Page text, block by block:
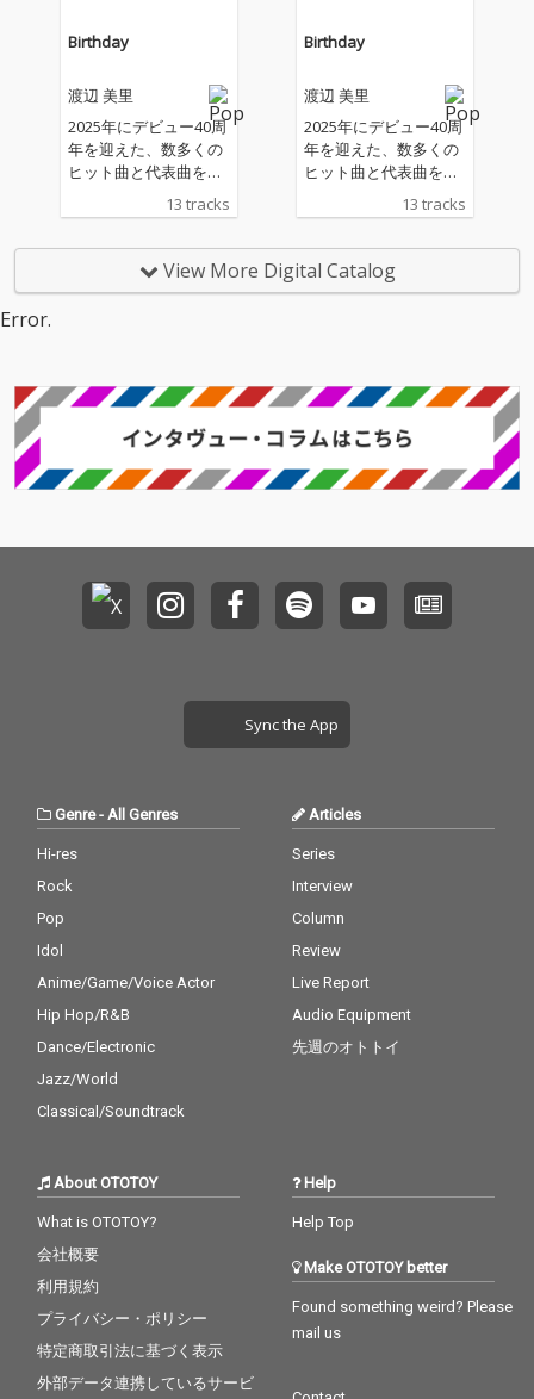
ラブ・シーンに関わ
り、レゲエDeejayやト
て自身のアーティスト
活動はもちろんのこ
と、レゲエ・コンピレ
ーションシリーズの監
外のアーティストへの
SE-T。2022年にリリー
USHIMのスマッシュ・
その HASE-Tの、プロ
を記念したアニバーサ
ス！ これまでのキャリ
ではのダンスホールレ
ゲエのサウンドと親交
年に相応しいアルバム
KAJA、津川ゆりあら多
数のゲストが参加！ 先
ィーポップ×ラバーズ
ナツ・サマーをゲスト
に迎えて世界中で愛さ
れている竹内まりやの
名曲”プラスティック・
ラブ”をラテン＝レゲト
ー！また、先述"夕暮れ
たにARAREが参加した
ジョンも収録！
ラブ・シーンに関わ
り、レゲエDeejayやト
て自身のアーティスト
活動はもちろんのこ
と、レゲエ・コンピレ
ーションシリーズの監
外のアーティストへの
SE-T。2022年にリリー
USHIMのスマッシュ・
その HASE-Tの、プロ
を記念したアニバーサ
ス！ これまでのキャリ
ではのダンスホールレ
ゲエのサウンドと親交
年に相応しいアルバム
になり、 Bose（スチ
KAJA、津川ゆりあら多
数のゲストが参加！ 先
ィーポップ×ラバーズ
ロックレゲエ」という
させた人気シンガー、
ナツ・サマーをゲスト
に迎えて世界中で愛さ
れている竹内まりやの
名曲”プラスティック・
たにARAREが参加した
ジョンも収録！
Birthday
渡辺 美里
2025年にデビュー40周
年を迎えた、数多くの
ヒット曲と代表曲を持
つ、名実ともに日本を
代表する女性ヴォーカ
7年ぶり21枚目のオリ
ジナルアルバム。
13 tracks
Birthday
渡辺 美里
2025年にデビュー40周
年を迎えた、数多くの
ヒット曲と代表曲を持
つ、名実ともに日本を
代表する女性ヴォーカ
7年ぶり21枚目のオリ
ジナルアルバム。
13 tracks
View More Digital Catalog
Error.
Sync the App
Genre- All Genres
Hi-res
Rock
Pop
Idol
Anime/Game/Voice Actor
Hip Hop/R&B
Dance/Electronic
Jazz/World
Classical/Soundtrack
Articles
Series
Interview
Column
Review
Live Report
Audio Equipment
先週のオトトイ
About OTOTOY
What is OTOTOY?
会社概要
利用規約
プライバシー・ポリシー
特定商取引法に基づく表示
外部データ連携しているサービ
Help
Help Top
Make OTOTOY better
Found something weird? Please
mail us